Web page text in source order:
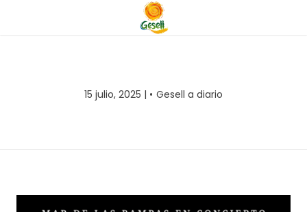
15 julio, 2025 | Gesell a diario